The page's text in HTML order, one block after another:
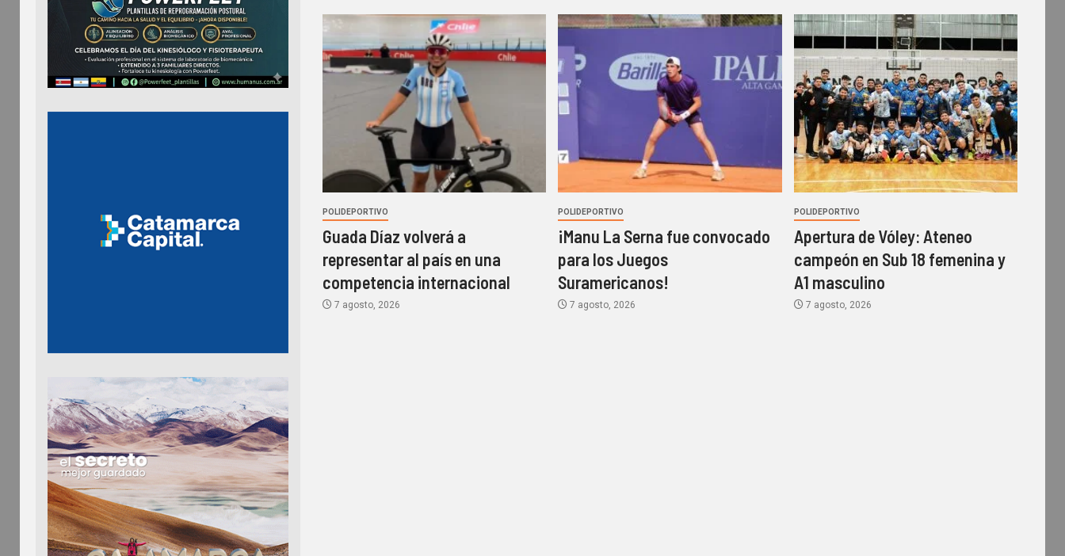
POLIDEPORTIVO
Guada Díaz volverá a
representar al país en una
competencia internacional
7 agosto, 2026
POLIDEPORTIVO
¡Manu La Serna fue convocado
para los Juegos
Suramericanos!
7 agosto, 2026
POLIDEPORTIVO
Apertura de Vóley: Ateneo
campeón en Sub 18 femenina y
A1 masculino
7 agosto, 2026